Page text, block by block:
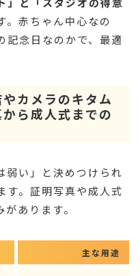
。赤ちゃん中心なの
記念日なのかで、最適
カメラのキタム
ら成人式までの
弱い」と決めつけられ
す。証明写真や成人式
あります。
主な用途